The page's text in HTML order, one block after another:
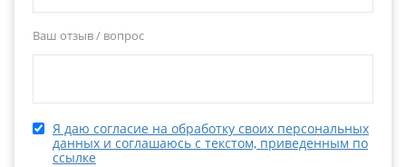
Ваш отзыв / вопрос
Я даю согласие на обработку своих персональных
данных и соглашаюсь с текстом, приведенным по
ссылке